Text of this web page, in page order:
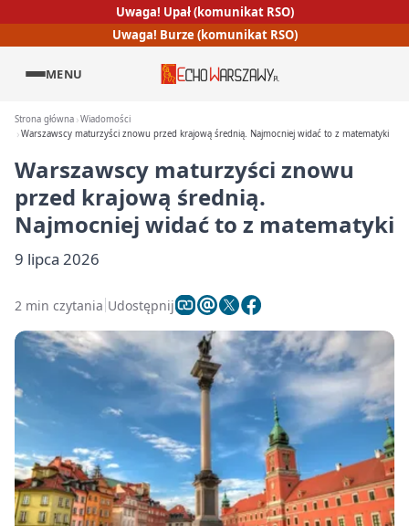
Uwaga! Upał (komunikat RSO)
Uwaga! Burze (komunikat RSO)
MENU
Strona główna Wiadomości
Warszawscy maturzyści znowu przed krajową średnią. Najmocniej widać to z matematyki
Warszawscy maturzyści znowu
przed krajową średnią.
Najmocniej widać to z matematyki
9 lipca 2026
2 min czytania Udostępnij